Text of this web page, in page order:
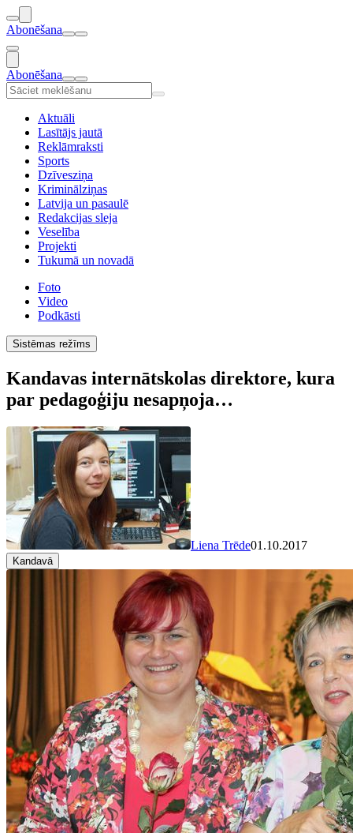
Abonēšana
Abonēšana
Aktuāli
Lasītājs jautā
Reklāmraksti
Sports
Dzīvesziņa
Kriminālziņas
Latvija un pasaulē
Redakcijas sleja
Veselība
Projekti
Tukumā un novadā
Foto
Video
Podkāsti
Sistēmas režīms
Kandavas internātskolas direktore, kura
par pedagoģiju nesapņoja…
Liena Trēde01.10.2017
Kandavā